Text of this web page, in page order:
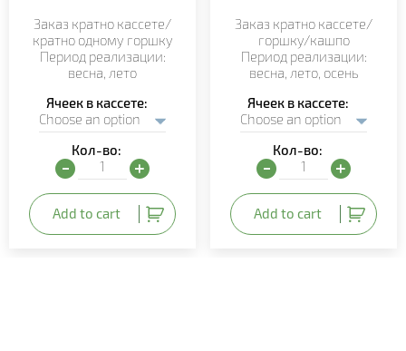
Заказ кратно кассете/
кратно одному горшку
Период реализации:
весна, лето
Ячеек в кассете
Кол-во:
Бархатцы прямостоячие (Tagеtes erеcta) quantity
Add to cart
Заказ кратно кассете/
горшку/кашпо
Период реализации:
весна, лето, осень
Ячеек в кассете
Кол-во:
Вербена (Verbena)
Add to cart